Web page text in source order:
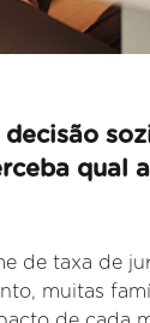
qual
de taxa de
muitas